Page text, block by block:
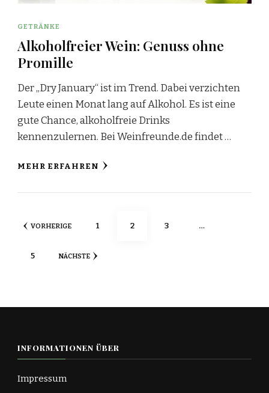
GETRÄNKE
Alkoholfreier Wein: Genuss ohne
Promille
Der „Dry January“ ist im Trend. Dabei verzichten
Leute einen Monat lang auf Alkohol. Es ist eine
gute Chance, alkoholfreie Drinks
kennenzulernen. Bei Weinfreunde.de findet …
MEHR ERFAHREN
Seitennummerierung
Beiträge
VORHERIGE SEITE
1 SEITE
2 SEITE
3 …
SEITE
5 NÄCHSTE
INFORMATIONEN ÜBER
Impressum